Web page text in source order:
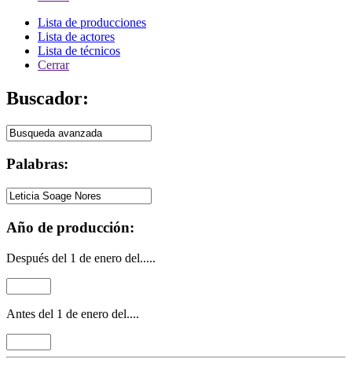
Lista de producciones
Lista de actores
Lista de técnicos
Cerrar
Buscador:
Palabras:
Año de producción:
Después del 1 de enero del.....
Antes del 1 de enero del....